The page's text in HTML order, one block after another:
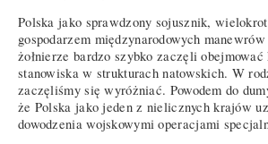
Polska jako sprawdzony sojusznik,
gospodarzem międzynarodowych
żołnierze bardzo szybko zaczęli obejmować
stanowiska w strukturach natowskich. W
zaczęliśmy się wyróżniać. Powodem do
że Polska jako jeden z nielicznych krajów
dowodzenia wojskowymi operacjami